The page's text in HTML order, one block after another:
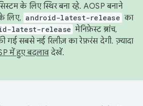
के लिए स्थिर बना रहे. AOSP बनाने
लिए, android-latest-release का
latest-release मेनिफ़ेस्ट ब्रांच,
गई सबसे नई रिलीज़ का रेफ़रंस देगी. ज़्यादा
में हुए बदलावदेखें.